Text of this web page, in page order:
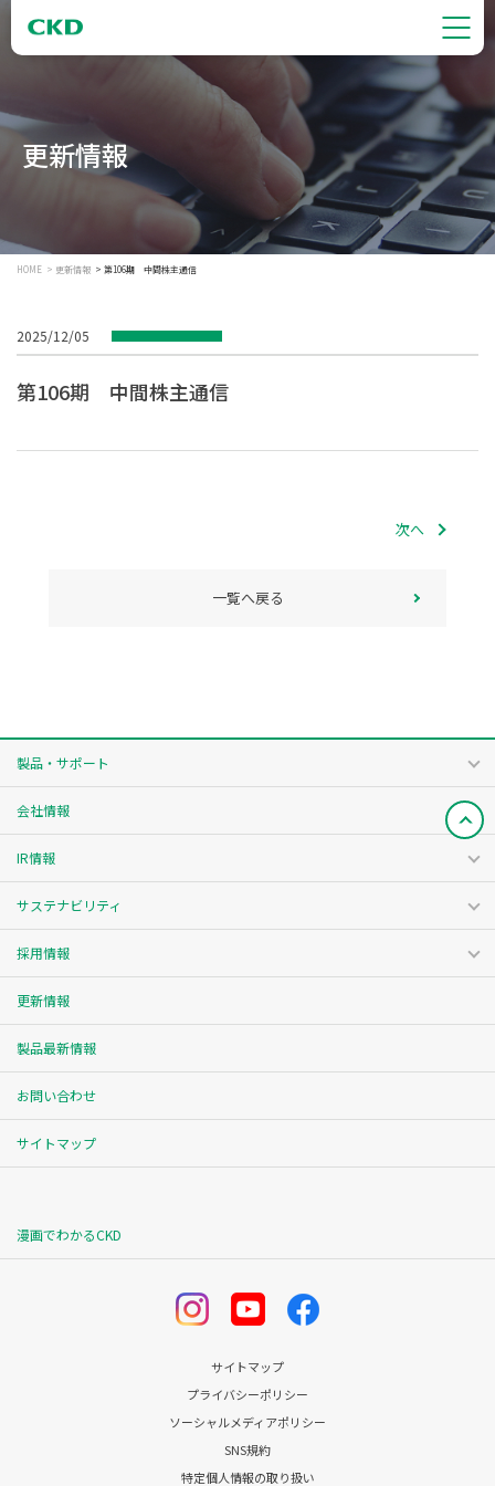
更新情報
HOME 更新情報 第106期 中間株主通信
2025/12/05
第106期 中間株主通信
次へ
一覧へ戻る
製品・サポート
会社情報
IR情報
サステナビリティ
採用情報
更新情報
製品最新情報
お問い合わせ
サイトマップ
漫画でわかるCKD
サイトマップ
プライバシーポリシー
ソーシャルメディアポリシー
SNS規約
特定個人情報の取り扱い